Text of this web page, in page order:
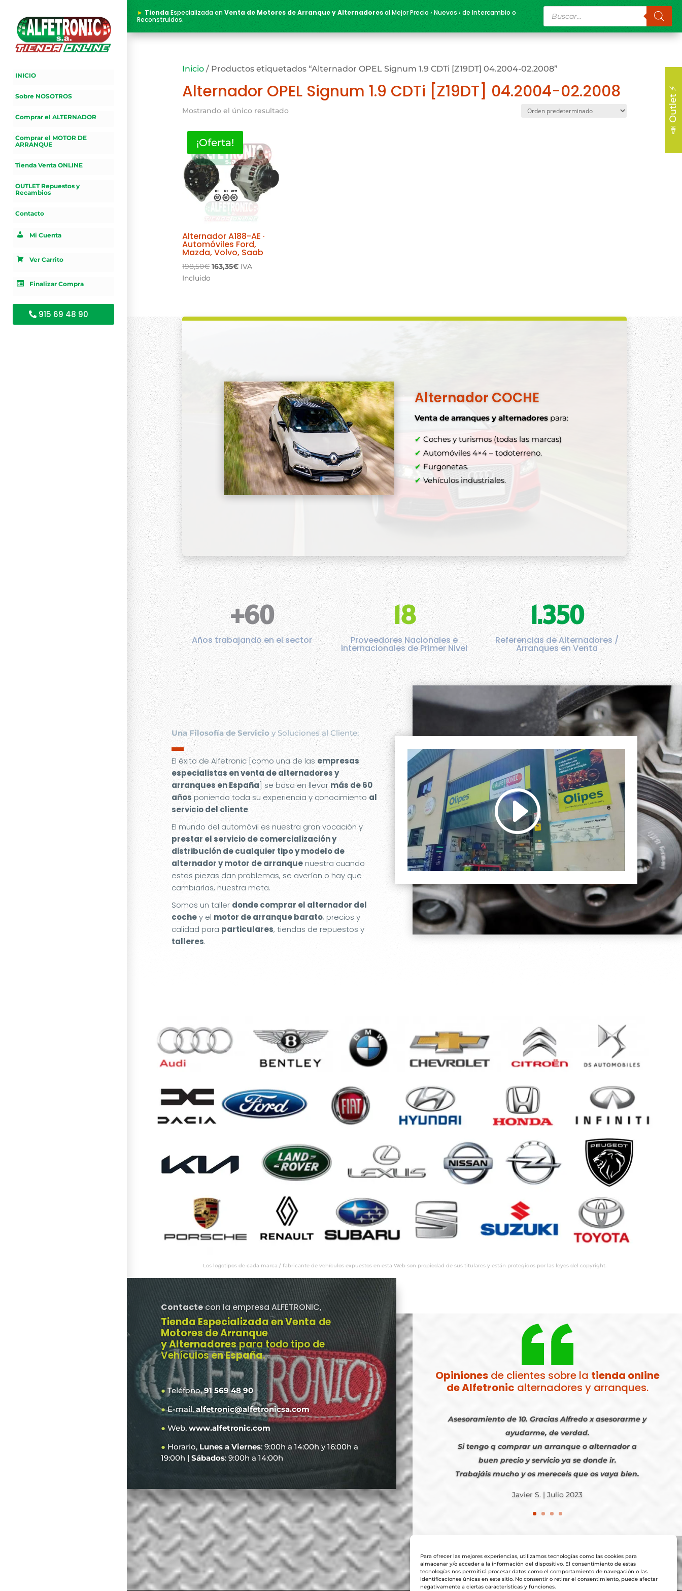
Para ofrecer las mejores experiencias, utilizamos tecnologías como las cookies para
almacenar y/o acceder a la información del dispositivo. El consentimiento de estas
tecnologías nos permitirá procesar datos como el comportamiento de navegación o las
identificaciones únicas en este sitio. No consentir o retirar el consentimiento, puede afectar
negativamente a ciertas características y funciones.
INICIO
Sobre NOSOTROS
Comprar el ALTERNADOR
Comprar el MOTOR DE
ARRANQUE
Tienda Venta ONLINE
OUTLET Repuestos y
Recambios
Contacto
Mi Cuenta
Ver Carrito
Finalizar Compra
915 69 48 90
► TiendaEspecializada enVenta de Motores de Arranque y Alternadoresal Mejor Precio › Nuevos › de Intercambio o
Reconstruidos.
Búsqueda
de
productos
Inicio / Productos etiquetados “Alternador OPEL Signum 1.9 CDTi [Z19DT] 04.2004-02.2008”
Alternador OPEL Signum 1.9 CDTi [Z19DT] 04.2004-02.2008
Mostrando el único resultado
¡Oferta!
Alternador A188-AE ·
Automóviles Ford,
Mazda, Volvo, Saab
198,50€El
163,35€ElIVA
Incluido
Alternador COCHE
Venta de arranques y alternadorespara:
✔ Coches y turismos (todas las marcas)
✔ Automóviles 4×4 – todoterreno.
✔ Furgonetas.
✔ Vehículos industriales.
Comprar alternadores y arranques
✔
✔
✔
+60
Años trabajando en el sector
18
Proveedores Nacionales e
Internacionales de Primer Nivel
1.350
Referencias de Alternadores /
Arranques en Venta
Una Filosofía de Servicioy Soluciones al Cliente;
▬
El éxito de Alfetronic [como una de lasempresas
especialistas en venta de alternadores y
arranques en España] se basa en llevar más de 60
años poniendo toda su experiencia y conocimiento al
servicio del cliente.
El mundo del automóvil es nuestra gran vocación y
prestar el servicio de comercialización y
distribución de cualquier tipo y modelo de
alternador y motor de arranquenuestra cuando
estas piezas dan problemas, se averían o hay que
cambiarlas, nuestra meta.
Somos un taller donde comprar el alternador del
cochey el motor de arranque barato; precios y
calidad para particulares, tiendas de repuestos y
talleres.
Los logotipos de cada marca / fabricante de vehículos expuestos en esta Web son propiedad de sus titulares y están protegidos por las leyes del copyright.
Contactecon la empresa ALFETRONIC,
Tienda Especializada en Venta de
Motores de Arranque
y Alternadorespara todo tipo de
Vehículos en España.
●Teléfono,91 569 48 90
●E-mail,alfetronic@alfetronicsa.com
● Web,www.alfetronic.com
● Horario, Lunes a Viernes: 9:00h a 14:00h y 16:00h a
19:00h |Sábados: 9:00h a 14:00h
Opinionesde clientes sobre la tienda online
de Alfetronic alternadores y arranques.
Asesoramiento de 10. Gracias Alfredo x asesorarme y
ayudarme, de verdad.
Si tengo q comprar un arranque o alternador a
buen precio y servicio ya se donde ir.
Trabajáis mucho y os mereceis que os vaya bien.
Javier S. | Julio 2023
📣 Outlet ⚡